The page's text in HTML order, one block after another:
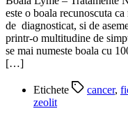
este o boala recunoscuta
de diagnosticat, si de
printr-o multitudine de
se mai numeste boala cu
[…]
Etichete cancer,
zeolit